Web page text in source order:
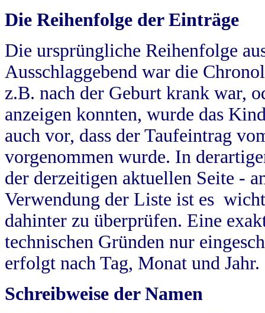
Die Reihenfolge der Einträge
Die ursprüngliche Reihenfolge
Ausschlaggebend war die
z.B. nach der Geburt krank war,
anzeigen konnten, wurde das
auch vor, dass der Taufeintrag
vorgenommen wurde. In
der derzeitigen aktuellen Seite -
Verwendung der Liste ist es
dahinter zu überprüfen. Eine
technischen Gründen nur
erfolgt nach Tag, Monat und Jahr.
Schreibweise der Namen